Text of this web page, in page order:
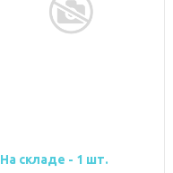
На складе - 1 шт.